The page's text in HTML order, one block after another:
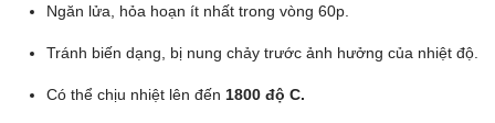
Ngăn lửa, hỏa hoạn ít nhất trong vòng 60p.
Tránh biến dạng, bị nung chảy trước ảnh hưởng của nhiệt độ.
Có thể chịu nhiệt lên đến 1800 độ C.